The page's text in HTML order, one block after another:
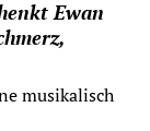
Ewan
musikalisch